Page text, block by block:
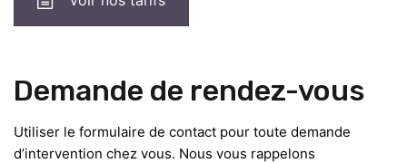
Demande de rendez-vous
Utiliser le formulaire de contact pour toute demande
d’intervention chez vous. Nous vous rappelons